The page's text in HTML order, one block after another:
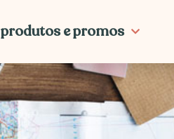
produtos e promos